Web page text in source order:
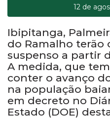
12 de
Ibipitanga,
do Ramalho terão
suspenso a partir
A medida, que
conter o avanço
na população
em decreto no
Estado (DOE)